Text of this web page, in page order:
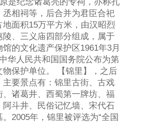
丞相祠等，后合并为君臣合祀
面积15万平方米，由汉昭烈
陵、三义庙四部分组成，属于
的文化遗产保护区1961年3月
华人民共和国国务院公布为第
物保护单位。 【锦里】，之后
主要景点有：锦里古街、古戏
、诸葛井、西蜀第一牌坊、福
斗井、民俗记忆墙、宋代石
2005年，锦里被评选为“全国